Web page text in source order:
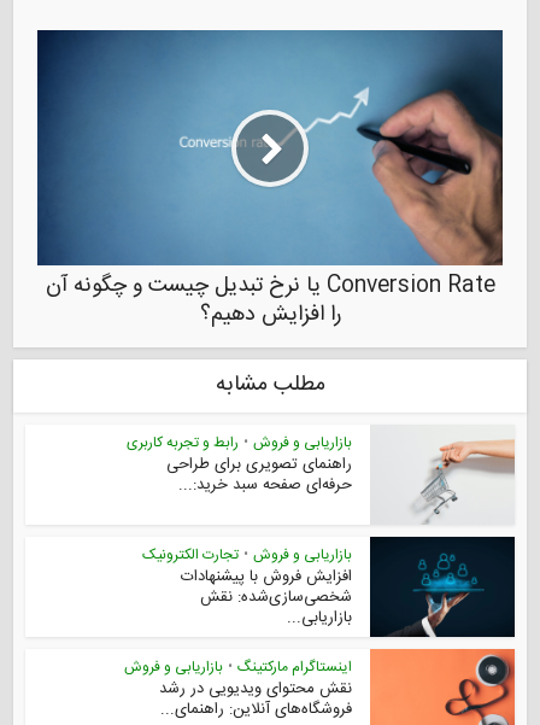
Conversion Rate یا نرخ تبدیل چیست و چگونه آن
را افزایش دهیم؟
مطلب مشابه
بازاریابی و فروش • رابط و تجربه کاربری
راهنمای تصویری برای طراحی
حرفه‌ای صفحه سبد خرید:...
بازاریابی و فروش • تجارت الکترونیک
افزایش فروش با پیشنهادات
شخصی‌سازی‌شده: نقش
بازاریابی...
اینستاگرام مارکتینگ • بازاریابی و فروش
نقش محتوای ویدیویی در رشد
فروشگاه‌های آنلاین: راهنمای...